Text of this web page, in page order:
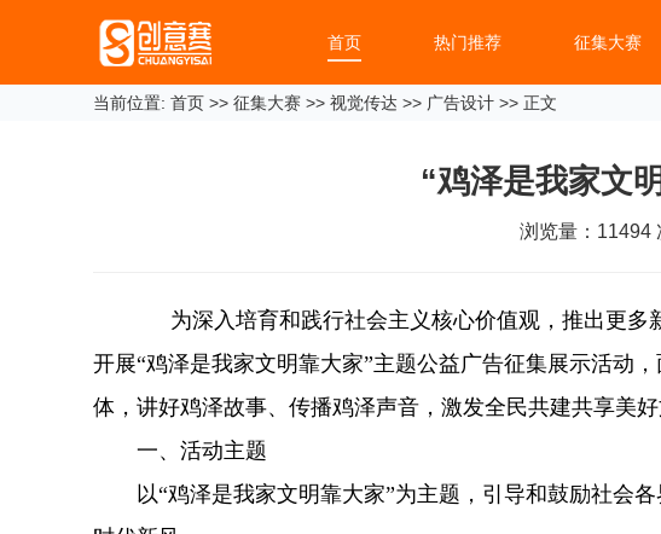
首页 热门推荐 征集大赛
当前位置: 首页 >> 征集大赛 >> 视觉传达 >> 广告设计 >> 正文
“鸡泽是我家文
浏览量： 11494
为深入培育和践行社会主义核心价值观，推出更
开展“鸡泽是我家文明靠大家”主题公益广告征集展示活动
体，讲好鸡泽故事、传播鸡泽声音，激发全民共建共享美好
一、活动主题
以“鸡泽是我家文明靠大家”为主题，引导和鼓励社会各